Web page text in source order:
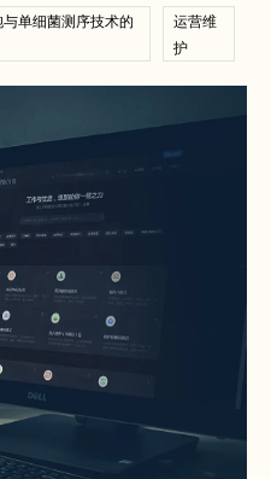
单细菌测序技术的
运营维
护
例